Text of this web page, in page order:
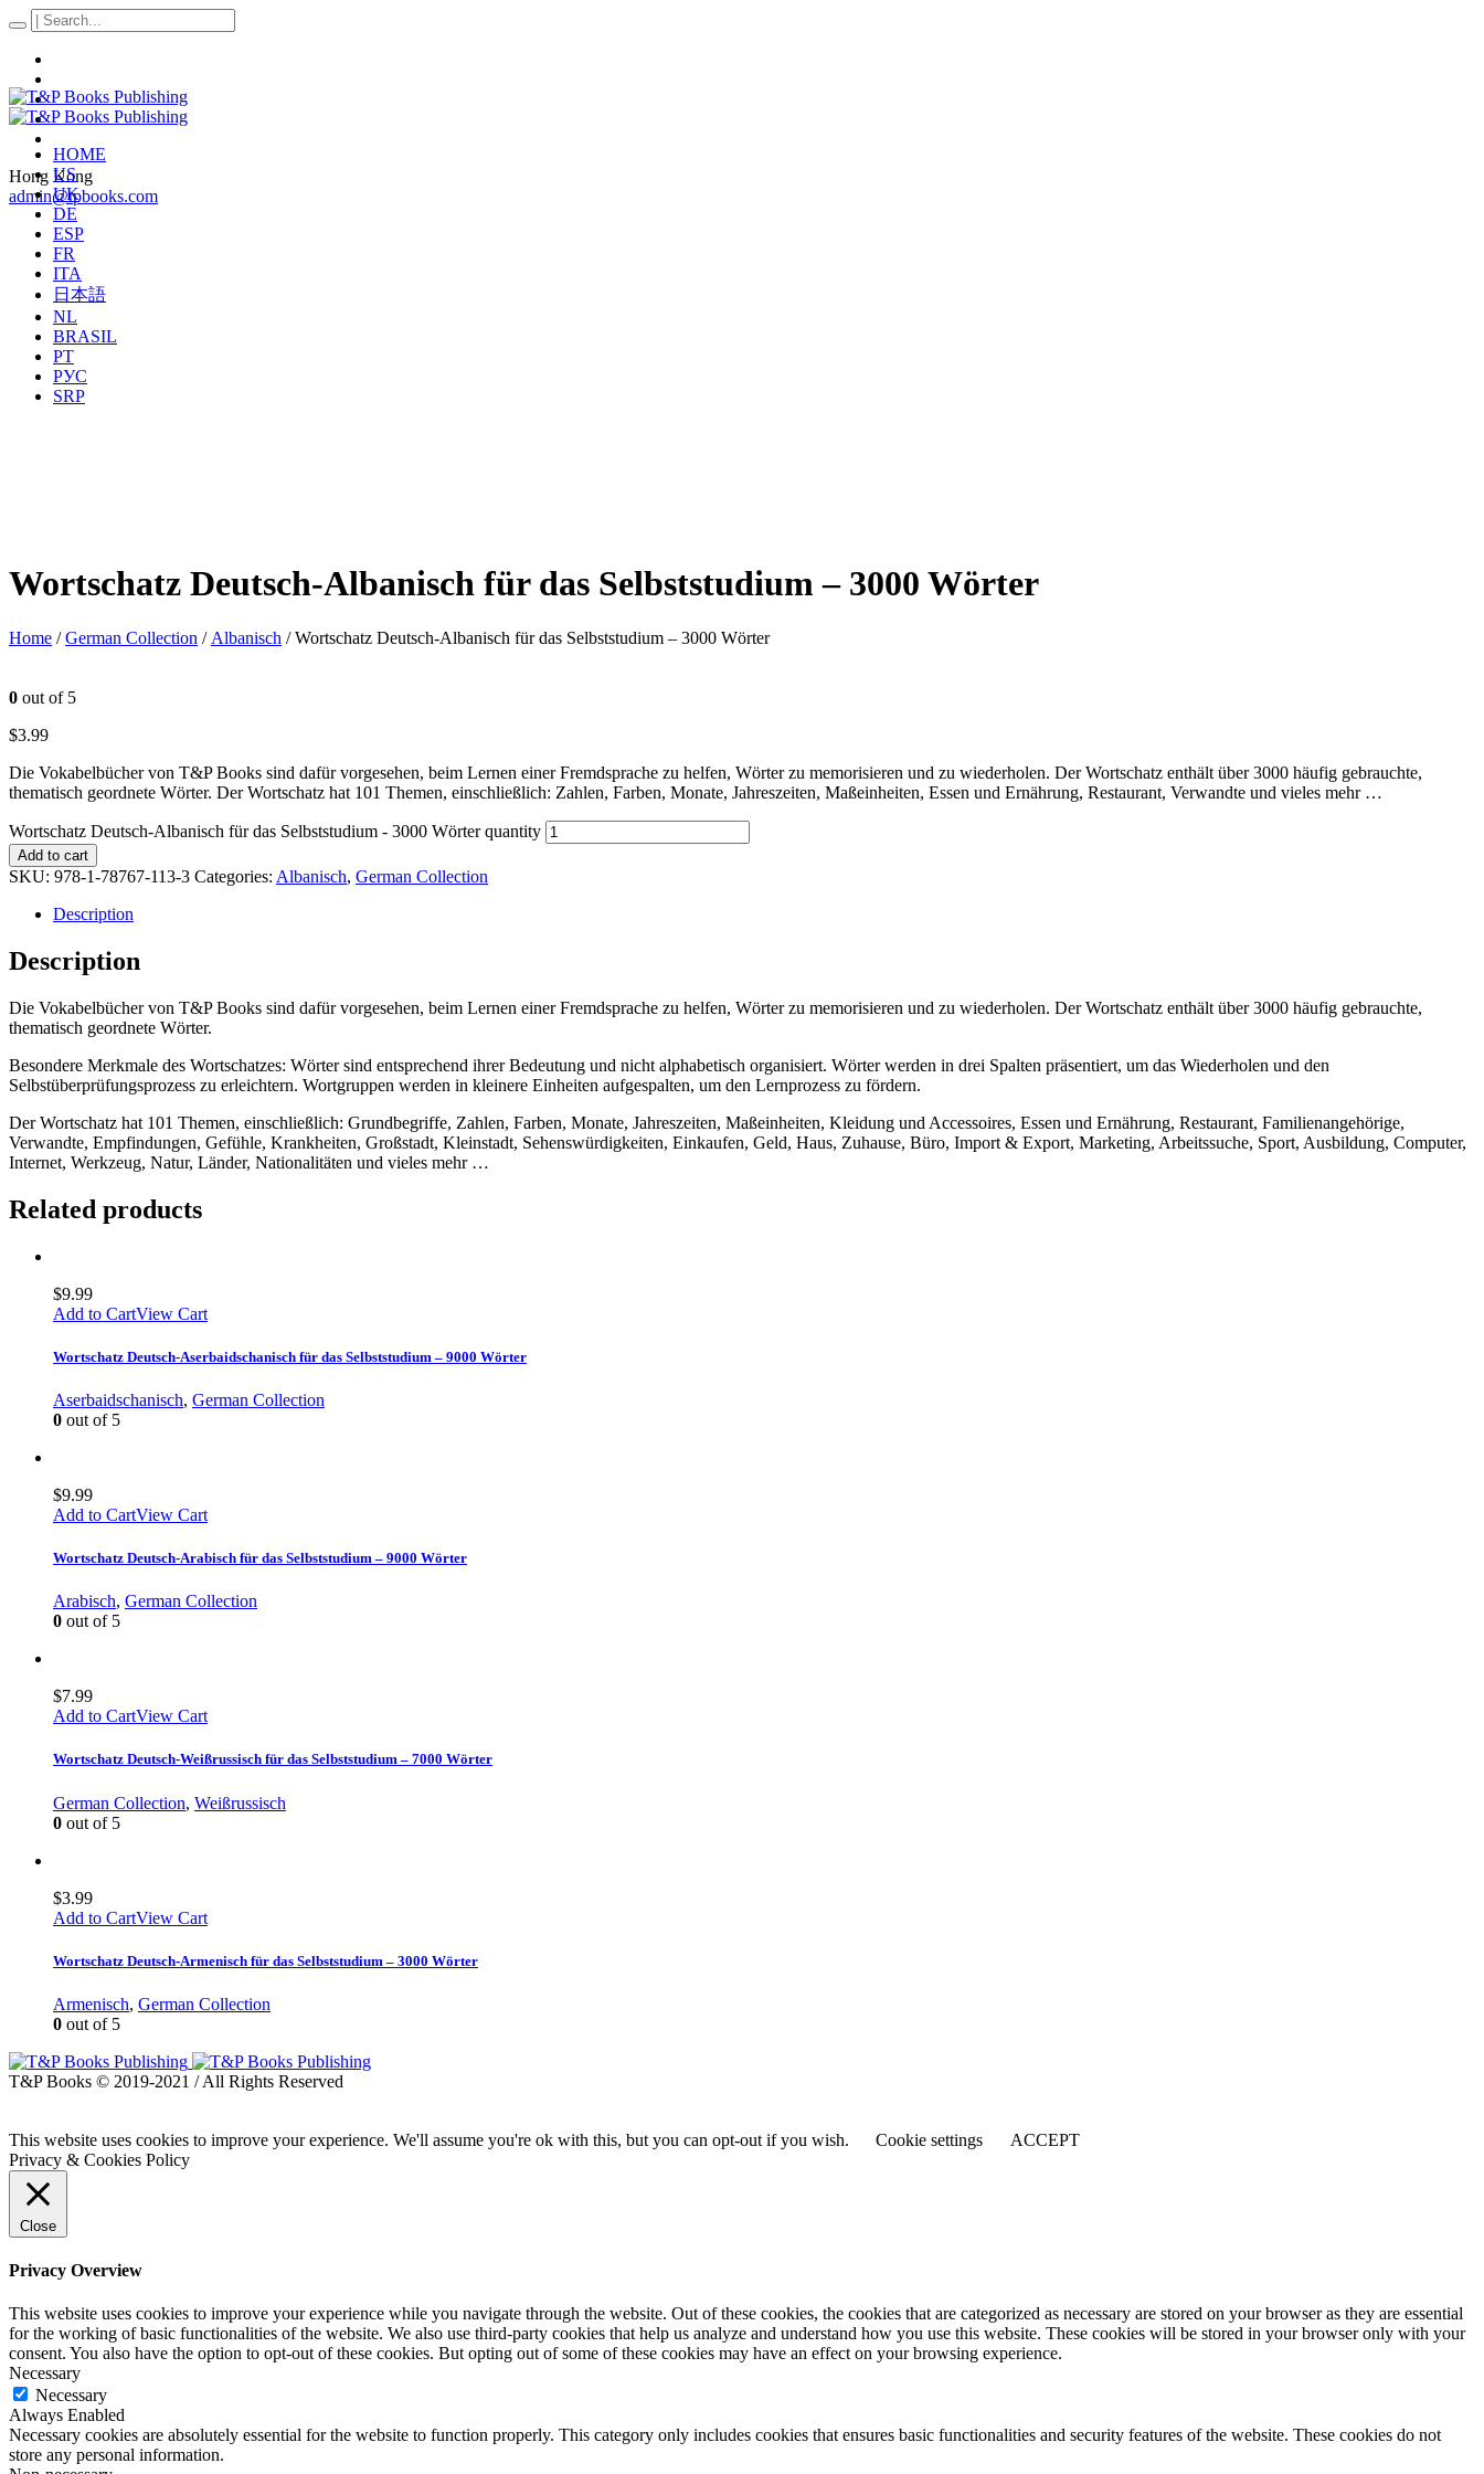
Hong Kong
admin@tpbooks.com
HOME
US
UK
DE
ESP
FR
ITA
日本語
NL
BRASIL
PT
РУС
SRP
Wortschatz Deutsch-Albanisch für das Selbststudium – 3000 Wörter
Home /German Collection / Albanisch / Wortschatz Deutsch-Albanisch für das Selbststudium – 3000 Wörter
0 out of 5
$3.99
Die Vokabelbücher von T&P Books sind dafür vorgesehen, beim Lernen einer Fremdsprache zu helfen, Wörter zu memorisieren und zu wiederholen. Der Wortschatz enthält über 3000 häufig gebrauchte,
thematisch geordnete Wörter. Der Wortschatz hat 101 Themen, einschließlich: Zahlen, Farben, Monate, Jahreszeiten, Maßeinheiten, Essen und Ernährung, Restaurant, Verwandte und vieles mehr …
Wortschatz Deutsch-Albanisch für das Selbststudium - 3000 Wörter quantity
Add to cart
SKU: 978-1-78767-113-3 Categories: Albanisch, German Collection
Description
Description
Die Vokabelbücher von T&P Books sind dafür vorgesehen, beim Lernen einer Fremdsprache zu helfen, Wörter zu memorisieren und zu wiederholen. Der Wortschatz enthält über 3000 häufig gebrauchte,
thematisch geordnete Wörter.
Besondere Merkmale des Wortschatzes: Wörter sind entsprechend ihrer Bedeutung und nicht alphabetisch organisiert. Wörter werden in drei Spalten präsentiert, um das Wiederholen und den
Selbstüberprüfungsprozess zu erleichtern. Wortgruppen werden in kleinere Einheiten aufgespalten, um den Lernprozess zu fördern.
Der Wortschatz hat 101 Themen, einschließlich: Grundbegriffe, Zahlen, Farben, Monate, Jahreszeiten, Maßeinheiten, Kleidung und Accessoires, Essen und Ernährung, Restaurant, Familienangehörige,
Verwandte, Empfindungen, Gefühle, Krankheiten, Großstadt, Kleinstadt, Sehenswürdigkeiten, Einkaufen, Geld, Haus, Zuhause, Büro, Import & Export, Marketing, Arbeitssuche, Sport, Ausbildung, Computer,
Internet, Werkzeug, Natur, Länder, Nationalitäten und vieles mehr …
Related products
$9.99
Add to CartView Cart
Wortschatz Deutsch-Aserbaidschanisch für das Selbststudium – 9000 Wörter
Aserbaidschanisch, German Collection
0 out of 5
$9.99
Add to CartView Cart
Wortschatz Deutsch-Arabisch für das Selbststudium – 9000 Wörter
Arabisch, German Collection
0 out of 5
$7.99
Add to CartView Cart
Wortschatz Deutsch-Weißrussisch für das Selbststudium – 7000 Wörter
German Collection, Weißrussisch
0 out of 5
$3.99
Add to CartView Cart
Wortschatz Deutsch-Armenisch für das Selbststudium – 3000 Wörter
Armenisch, German Collection
0 out of 5
T&P Books © 2019-2021 / All Rights Reserved
This website uses cookies to improve your experience. We'll assume you're ok with this, but you can opt-out if you wish. Cookie settings
ACCEPT
Privacy & Cookies Policy
Close
Privacy Overview
This website uses cookies to improve your experience while you navigate through the website. Out of these cookies, the cookies that are categorized as necessary are stored on your browser as they are essential
for the working of basic functionalities of the website. We also use third-party cookies that help us analyze and understand how you use this website. These cookies will be stored in your browser only with your
consent. You also have the option to opt-out of these cookies. But opting out of some of these cookies may have an effect on your browsing experience.
Necessary
Necessary
Always Enabled
Necessary cookies are absolutely essential for the website to function properly. This category only includes cookies that ensures basic functionalities and security features of the website. These cookies do not
store any personal information.